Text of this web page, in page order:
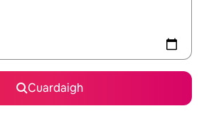
Cuardaigh